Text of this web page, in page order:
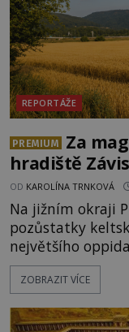
REPORTÁŽE
PREMIUM
Za
hradiště
OD KAROLÍNA TRNKOVÁ
Na jižním okraji
pozůstatky
největšího
les, zbytky po
ale v terénu
vrch Hr
ZOBRAZIT VÍCE